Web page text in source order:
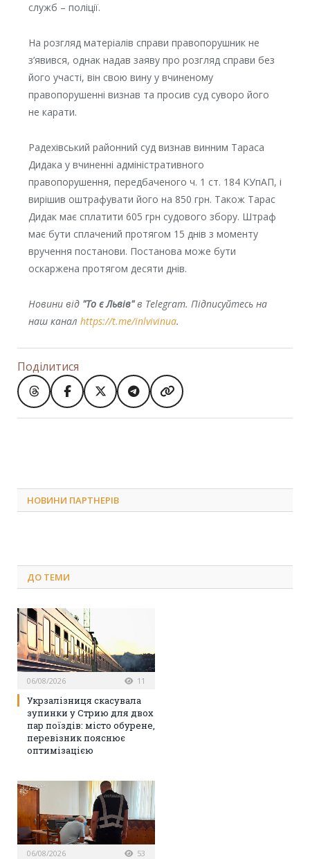
служб – поліції.
На розгляд матеріалів справи правопорушник не
з’явився, однак надав заяву про розгляд справи без
його участі, він свою вину у вчиненому
правопорушенні визнав та просив суд суворо його
не карати.
Радехівський районний суд визнав винним Тараса
Дидака у вчиненні адміністративного
правопорушення, передбаченого ч. 1 ст. 184 КУпАП, і
вирішив оштрафувати його на 850 грн. Також Тарас
Дидак має сплатити 605 грн судового збору. Штраф
має бути сплачений протягом 15 днів з моменту
вручення постанови. Постанова може бути
оскаржена протягом десяти днів.
Новини від "То є Львів"в Telegram. Підписуйтесь на
наш канал https://t.me/inlvivinua.
Поділитися
НОВИНИ ПАРТНЕРІВ
ДО ТЕМИ
06/08/2026 11
Укрзалізниця скасувала
зупинки у Стрию для двох
пар поїздів: місто обурене,
перевізник пояснює
оптимізацією
06/08/2026 53